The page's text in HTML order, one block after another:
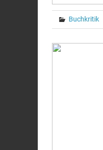
Buchkritik